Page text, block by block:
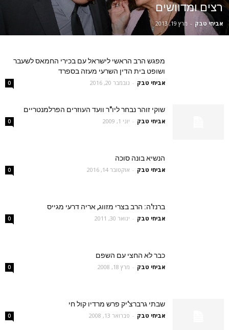
רצים ומדוושים
אביחי טבק - מרץ 19, 2013
מפגש הרב הראשי לישראל עם בכירי החמאס לשעבר
ושופט בית הדין השרעי מעזה בספרד
אביחי טבק - נובמבר 20, 2016 0
שוקי זוהר נבחר ליו"ר וועד העוזרים הפרלמנטריים
אביחי טבק - יוני 1, 2009 0
הנשיא בונה סוכה
אביחי טבק - אוקטובר 14, 2016 0
ברנז'ה: הרב בצרי מזווג, אריה דרעי מגייס
אביחי טבק - ינואר 30, 2011 0
כבר לא החצי עם השפם
אביחי טבק - מרץ 18, 2008 0
שבתי גרברצ'יק פרש מרדיו קול חי
אביחי טבק - פברואר 13, 2008 0